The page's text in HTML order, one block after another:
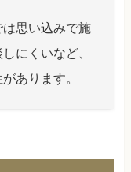
思い込みで施
にくいなど、
あります。